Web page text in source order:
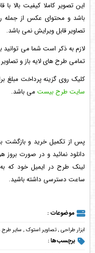
این تصویر کاملا کیفیت بالا
باشد و محتوای عکس از جمله
تصاویر قابل ویرایش نمی باشد.
لازم به ذکر است شما می توانید
تمامی طرح های لایه باز و
کلیک روی گزینه پرداخت مبلغ
سایت طرح بیستمی باشد.
پس از تکمیل خرید و بازگشت
دانلود نمائید و در صورت بروز
ساعت دسترسی داشته باشید.
موضوعات :
ابزار طراحی ,تصاویر استوک , سایر طرح
برچسب‌ها :